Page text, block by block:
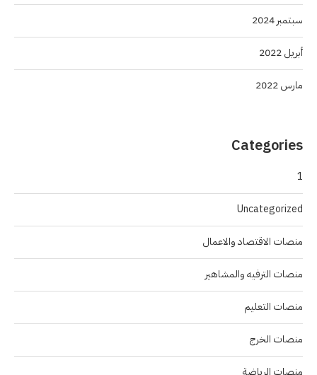
سبتمبر 2024
أبريل 2022
مارس 2022
Categories
1
Uncategorized
منصات الاقتصاد والاعمال
منصات الترفيه والمشاهير
منصات التعليم
منصات الخرج
منصات الرياضة